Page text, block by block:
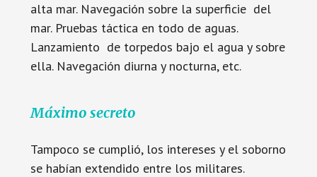
alta mar. Navegación sobre la superficie del
mar. Pruebas táctica en todo de aguas.
Lanzamiento de torpedos bajo el agua y sobre
ella. Navegación diurna y nocturna, etc.
Máximo secreto
Tampoco se cumplió, los intereses y el soborno
se habían extendido entre los militares.